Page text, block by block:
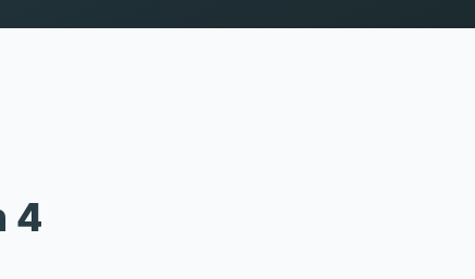
4